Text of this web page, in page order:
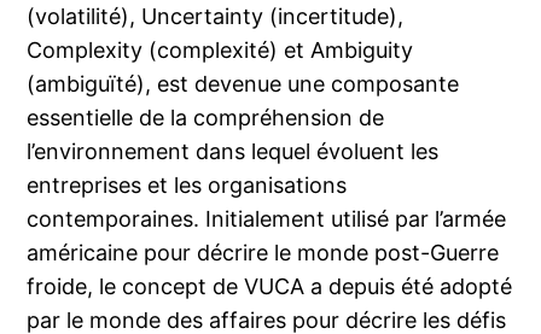
(volatilité), Uncertainty (incertitude),
Complexity (complexité) et Ambiguity
(ambiguïté), est devenue une composante
essentielle de la compréhension de
l’environnement dans lequel évoluent les
entreprises et les organisations
contemporaines. Initialement utilisé par l’armée
américaine pour décrire le monde post-Guerre
froide, le concept de VUCA a depuis été adopté
par le monde des affaires pour décrire les défis